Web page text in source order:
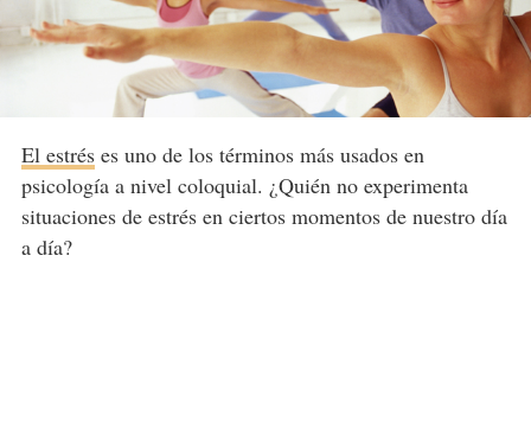
El estréses uno de los términos más usados en
psicología a nivel coloquial. ¿Quién no experimenta
situaciones de estrés en ciertos momentos de nuestro día
a día?